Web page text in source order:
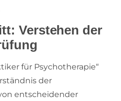
Verstehen der
für Psychotherapie“
der
entscheidender